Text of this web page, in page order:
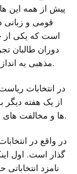
پیش از همه این
قومی و زبانی
است که یکی از
دوران طالبان
مذهبی به اندازه شکاف زبانی و قومی مطرح نیست.
از یک هفته
ها و مخالفت های قومی به صورتی واضح دیده می شود.
در واقع در
گذار است. اول
نامزد